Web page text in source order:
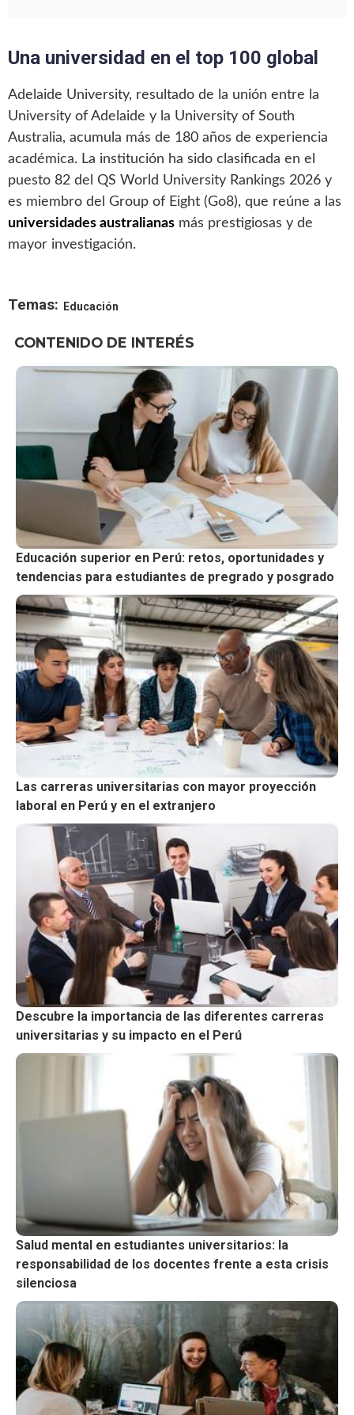
Una universidad en el top 100 global
Adelaide University, resultado de la unión entre la
University of Adelaide y la University of South
Australia, acumula más de 180 años de experiencia
académica. La institución ha sido clasificada en el
puesto 82 del QS World University Rankings 2026 y
es miembro del Group of Eight (Go8), que reúne a las
universidades australianas más prestigiosas y de
mayor investigación.
Temas: Educación
CONTENIDO DE INTERÉS
Educación superior en Perú: retos, oportunidades y
tendencias para estudiantes de pregrado y posgrado
Las carreras universitarias con mayor proyección
laboral en Perú y en el extranjero
Descubre la importancia de las diferentes carreras
universitarias y su impacto en el Perú
Salud mental en estudiantes universitarios: la
responsabilidad de los docentes frente a esta crisis
silenciosa